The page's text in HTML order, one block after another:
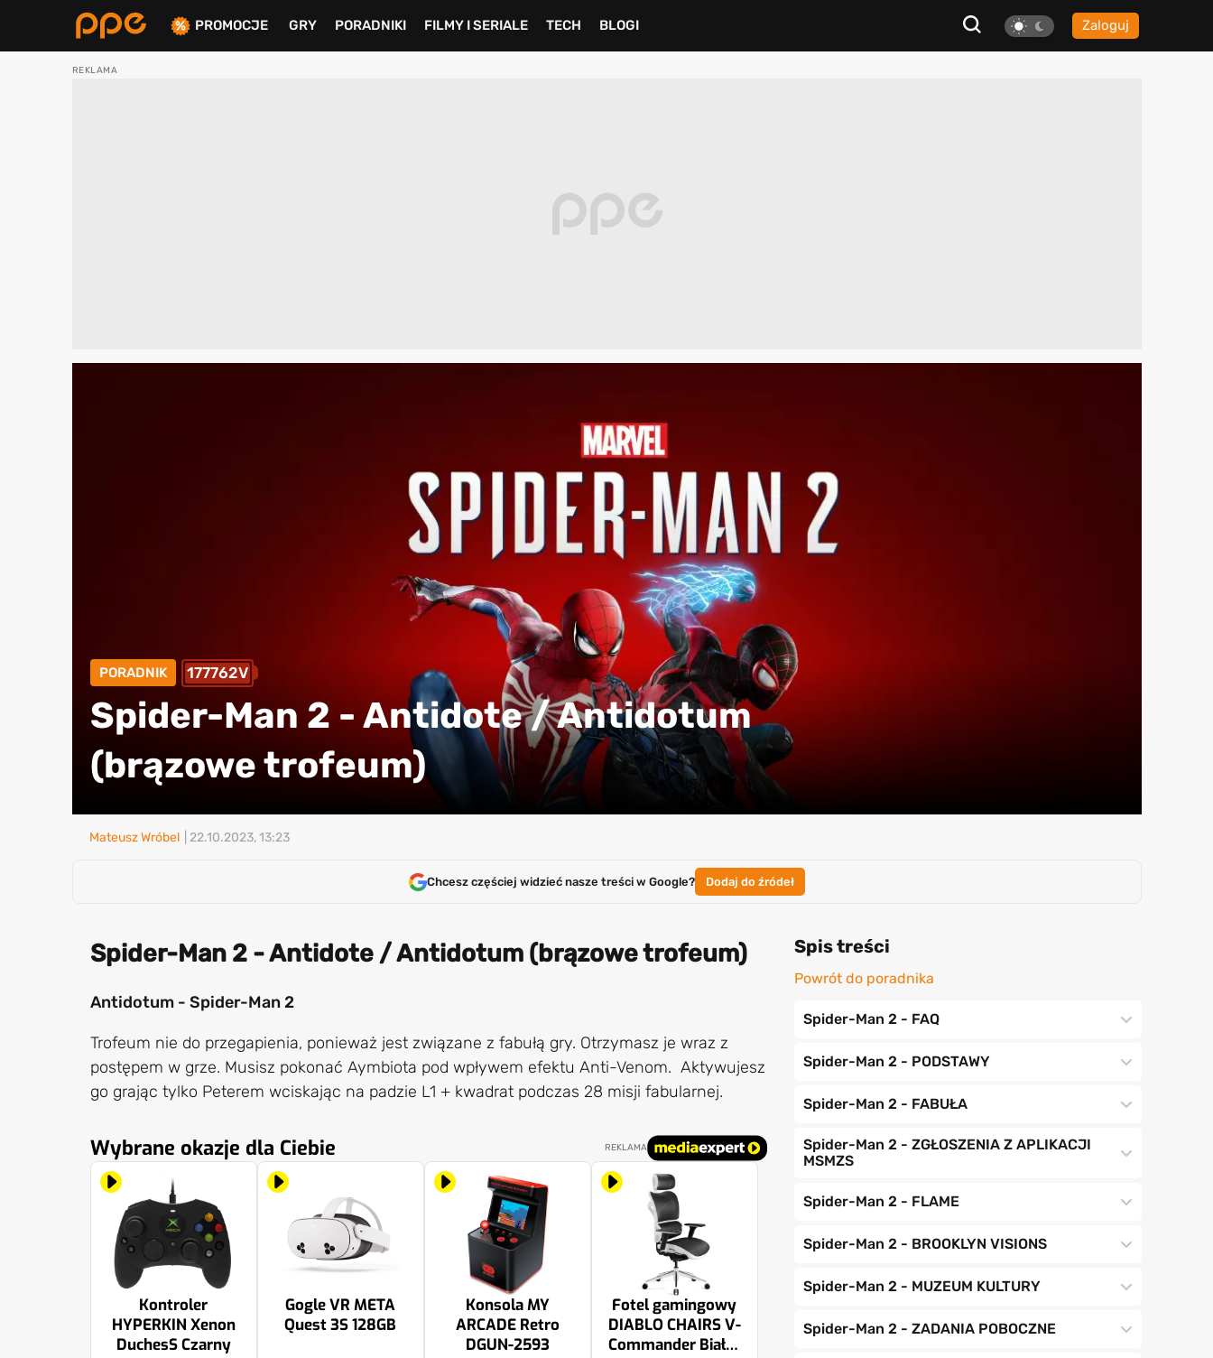
Zaloguj
PROMOCJE GRY PORADNIKI FILMY I SERIALE TECH BLOGI
PORADNIK 177762V
Spider-Man 2 - Antidote / Antidotum
(brązowe trofeum)
Mateusz Wróbel | 22.10.2023, 13:23
Chcesz częściej widzieć nasze treści w Google? Dodaj do źródeł
Spider-Man 2 - Antidote / Antidotum (brązowe trofeum)
Antidotum - Spider-Man 2
Trofeum nie do przegapienia, ponieważ jest związane z fabułą gry. Otrzymasz je wraz z
postępem w grze. Musisz pokonać Aymbiota pod wpływem efektu Anti-Venom. Aktywujesz
go grając tylko Peterem wciskając na padzie L1 + kwadrat podczas 28 misji fabularnej.
Wybrane okazje dla Ciebie REKLAMA
Kontroler
HYPERKIN Xenon
DuchesS Czarny
Gogle VR META
Quest 3S 128GB
Konsola MY
ARCADE Retro
DGUN-2593
Fotel gamingowy
DIABLO CHAIRS V-
Commander Biało-
Spis treści
Powrót do poradnika
Spider-Man 2 - FAQ
Spider-Man 2 - PODSTAWY
Spider-Man 2 - FABUŁA
Spider-Man 2 - ZGŁOSZENIA Z APLIKACJI
MSMZS
Spider-Man 2 - FLAME
Spider-Man 2 - BROOKLYN VISIONS
Spider-Man 2 - MUZEUM KULTURY
Spider-Man 2 - ZADANIA POBOCZNE